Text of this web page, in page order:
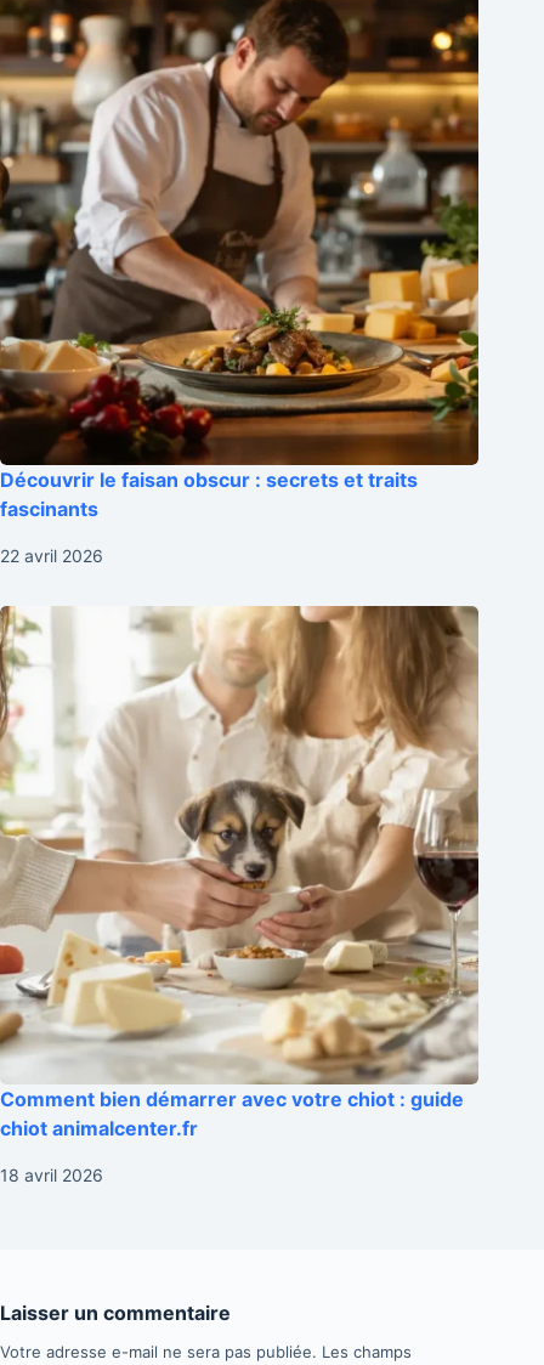
Découvrir le faisan obscur : secrets et traits
fascinants
22 avril 2026
Comment bien démarrer avec votre chiot : guide
chiot animalcenter.fr
18 avril 2026
Laisser un commentaire
Votre adresse e-mail ne sera pas publiée. Les champs